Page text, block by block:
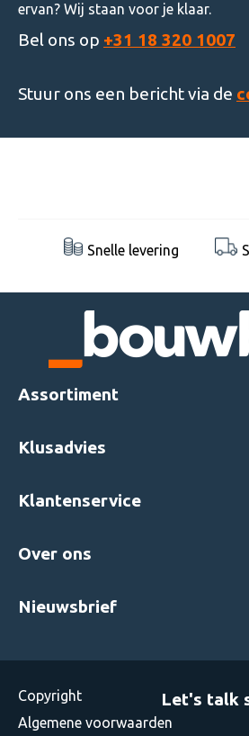
ervan? Wij staan voor je klaar.
Bel ons op +31 18 320 1007
Stuur ons een bericht via de
Snelle levering
Assortiment
Klusadvies
Klantenservice
Over ons
Nieuwsbrief
Copyright Let's talk
Algemene voorwaarden